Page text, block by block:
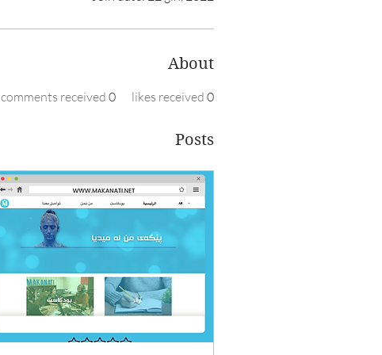
About
0
likes received
0
comments received
Posts